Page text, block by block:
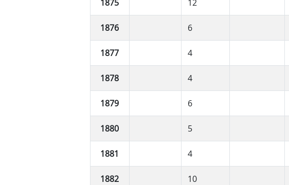
1875 12
1876 6
1877 4
1878 4
1879 6
1880 5
1881 4
1882 10